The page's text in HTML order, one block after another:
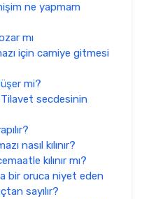
ne yapmam
mı
için camiye gitmesi
mi?
secdesinin
nasıl kılınır?
kılınır mı?
bir oruca niyet eden
sayılır?